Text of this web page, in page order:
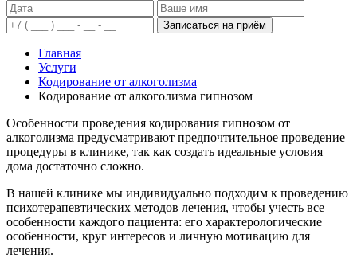
Записаться на приём
Главная
Услуги
Кодирование от алкоголизма
Кодирование от алкоголизма гипнозом
Особенности проведения кодирования гипнозом от
алкоголизма предусматривают предпочтительное проведение
процедуры в клинике, так как создать идеальные условия
дома достаточно сложно.
В нашей клинике мы индивидуально подходим к проведению
психотерапевтических методов лечения, чтобы учесть все
особенности каждого пациента: его характерологические
особенности, круг интересов и личную мотивацию для
лечения.